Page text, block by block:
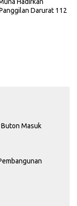
Darurat 112
Masuk